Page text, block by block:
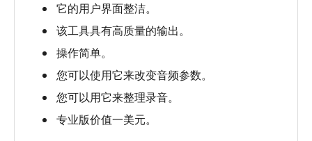
它的用户界面整洁。
该工具具有高质量的输出。
操作简单。
您可以使用它来改变音频参数。
您可以用它来整理录音。
专业版价值一美元。